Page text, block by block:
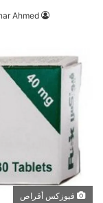
Ahmed
فيوزكس أقراص